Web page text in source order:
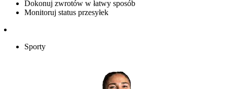
Dokonuj zwrotów w łatwy sposób
Monitoruj status przesyłek
Sporty